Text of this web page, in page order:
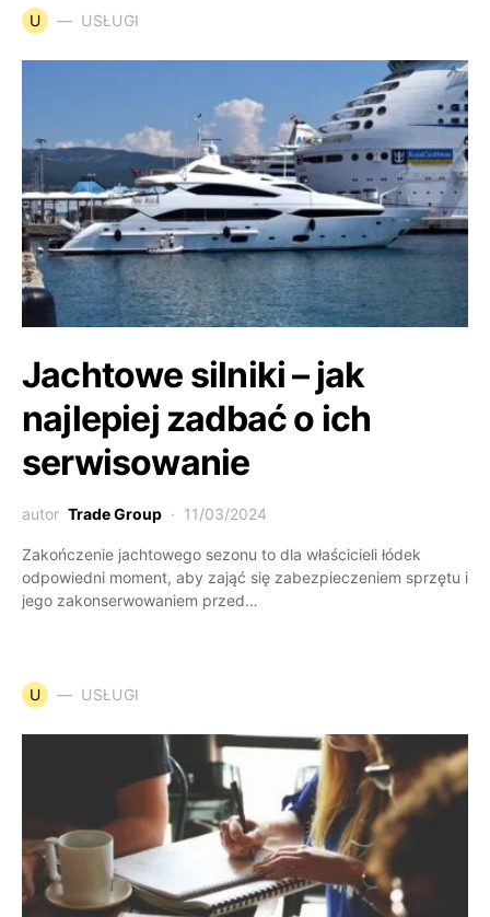
U USŁUGI
Jachtowe silniki – jak
najlepiej zadbać o ich
serwisowanie
autor Trade Group 11/03/2024
Zakończenie jachtowego sezonu to dla właścicieli łódek
odpowiedni moment, aby zająć się zabezpieczeniem sprzętu i
jego zakonserwowaniem przed…
U USŁUGI